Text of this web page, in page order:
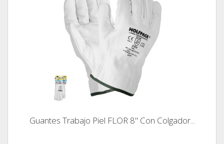
Guantes Trabajo Piel FLOR 8" Con Colgador...